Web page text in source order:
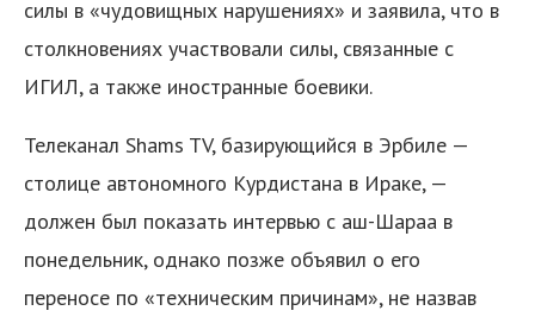
силы в «чудовищных нарушениях» и заявила, что в
столкновениях участвовали силы, связанные с
ИГИЛ, а также иностранные боевики.
Телеканал Shams TV, базирующийся в Эрбиле —
столице автономного Курдистана в Ираке, —
должен был показать интервью с аш-Шараа в
понедельник, однако позже объявил о его
переносе по «техническим причинам», не назвав